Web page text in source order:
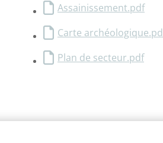
Assainissement.pdf
Carte
Plan de secteur.pdf